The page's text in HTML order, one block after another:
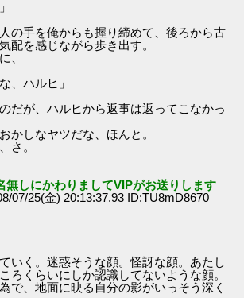
の手を俺からも握り締めて、後ろから古
配を感じながら歩き出す。
、
、ハルヒ」
だが、ハルヒから返事は返ってこなかっ
しなヤツだな、ほんと。
さ。
無しにかわりましてVIPがお送りします
07/25(金) 20:13:37.93 ID:TU8mD8670
いく。迷惑そうな顔。怪訝な顔。あたし
ろくらいにしか認識してないような顔。
で、地面に映る自分の影がいっそう深く